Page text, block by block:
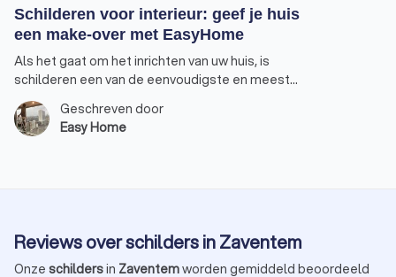
Schilderen voor interieur: geef je huis
een make-over met EasyHome
Als het gaat om het inrichten van uw huis, is
schilderen een van de eenvoudigste en meest
effectieve manieren om een totaal nieuwe
uitstraling te creëren. Of u nu een gezellige sfeer
wilt of juist iets moderns en stralends, met de juiste
Geschreven door
Easy Home
Reviews over schilders in Zaventem
Onze schildersin Zaventemworden gemiddeld beoordeeld